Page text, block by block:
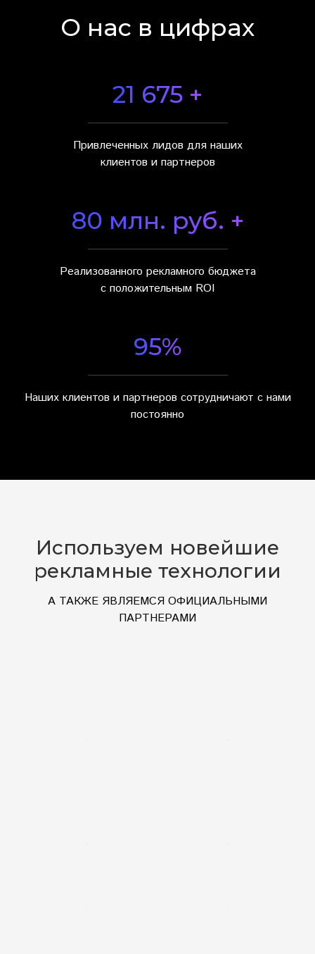
О нас в цифрах
21 675 +
Привлеченных лидов для наших
клиентов и партнеров
80 млн. руб. +
Реализованного рекламного бюджета
с положительным ROI
95%
Наших клиентов и партнеров сотрудничают с нами
постоянно
Используем новейшие
рекламные технологии
А ТАКЖЕ ЯВЛЯЕМСЯ ОФИЦИАЛЬНЫМИ
ПАРТНЕРАМИ